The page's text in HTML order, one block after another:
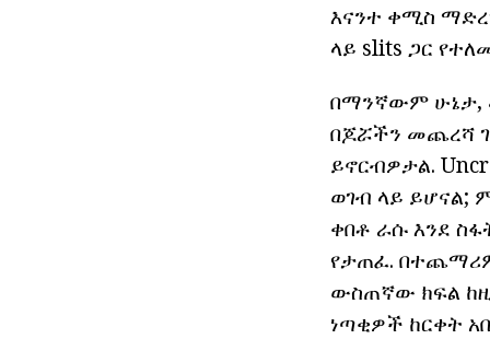
እናንተ ቀሚስ
ላይ slits ጋር
በማንኛውም ሁኔታ,
በጆሯችን መጨረሻ
ይኖርብዎታል.
ወገብ ላይ ይሆናል;
ቀበቶ ራሱ እንደ
የታጠፈ.
ውስጠኛው ክፍል
ነጣቂዎች ከርቀት